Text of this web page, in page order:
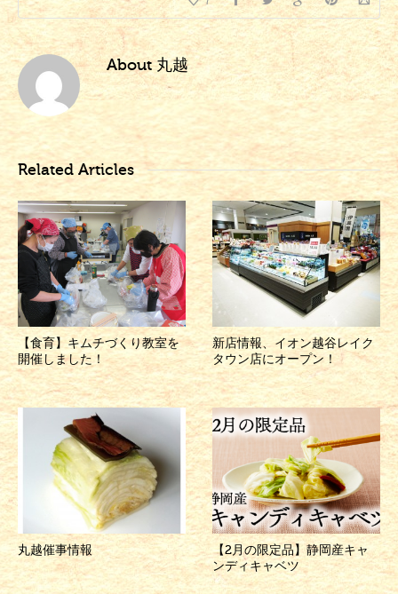
About丸越
Related Articles
【食育】キムチづくり教室を
開催しました！
新店情報、イオン越谷レイク
タウン店にオープン！
丸越催事情報
【2月の限定品】静岡産キャ
ンディキャベツ